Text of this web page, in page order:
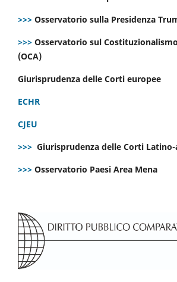
>>> Osservatorio sulla Presidenza
>>> Osservatorio sul
(OCA)
Giurisprudenza delle Corti europee
ECHR
CJEU
>>> Giurisprudenza delle Corti
>>> Osservatorio Paesi Area Mena